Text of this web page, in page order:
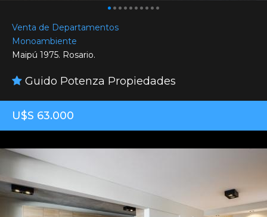
Venta de Departamentos
Monoambiente
Maipú 1975. Rosario.
Guido Potenza Propiedades
U$S 63.000